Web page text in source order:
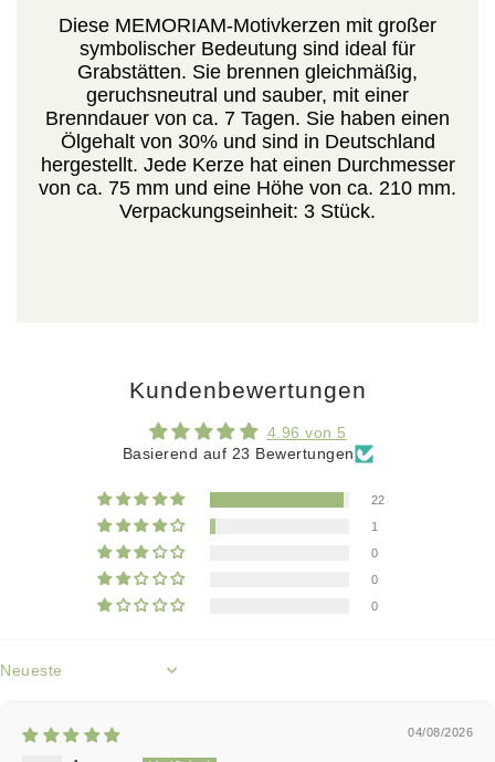
Diese MEMORIAM-Motivkerzen mit großer
symbolischer Bedeutung sind ideal für
Grabstätten. Sie brennen gleichmäßig,
geruchsneutral und sauber, mit einer
Brenndauer von ca. 7 Tagen. Sie haben einen
Ölgehalt von 30% und sind in Deutschland
hergestellt. Jede Kerze hat einen Durchmesser
von ca. 75 mm und eine Höhe von ca. 210 mm.
Verpackungseinheit: 3 Stück.
Kundenbewertungen
4.96 von 5
Basierend auf 23 Bewertungen
22
1
0
0
0
Sort by
04/08/2026